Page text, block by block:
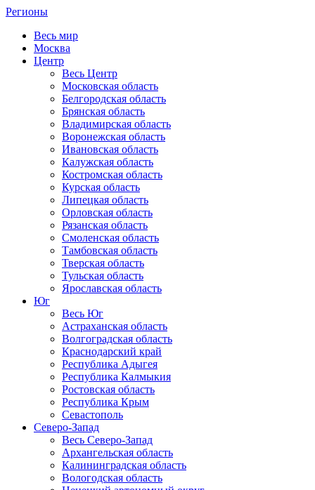
Регионы
Весь мир
Москва
Центр
Весь Центр
Московская область
Белгородская область
Брянская область
Владимирская область
Воронежская область
Ивановская область
Калужская область
Костромская область
Курская область
Липецкая область
Орловская область
Рязанская область
Смоленская область
Тамбовская область
Тверская область
Тульская область
Ярославская область
Юг
Весь Юг
Астраханская область
Волгоградская область
Краснодарский край
Республика Адыгея
Республика Калмыкия
Ростовская область
Республика Крым
Севастополь
Северо-Запад
Весь Северо-Запад
Архангельская область
Калининградская область
Вологодская область